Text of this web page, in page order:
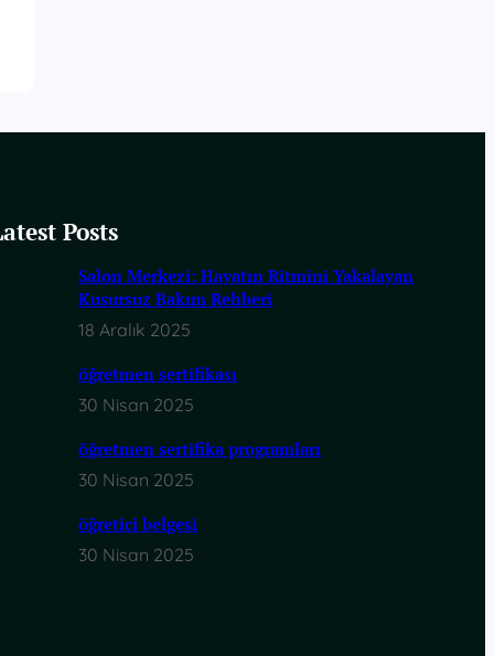
Posts
Salon Merkezi: Hayatın Ritmini Yakalayan
Kusursuz Bakım Rehberi
18 Aralık 2025
öğretmen sertifikası
30 Nisan 2025
öğretmen sertifika programları
30 Nisan 2025
öğretici belgesi
30 Nisan 2025